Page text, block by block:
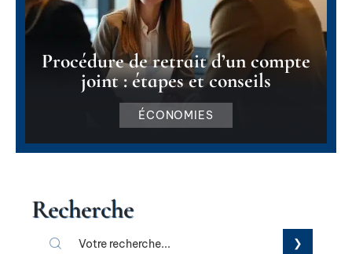
Procédure de retrait d’un compte
joint : étapes et conseils
ÉCONOMIES
Recherche